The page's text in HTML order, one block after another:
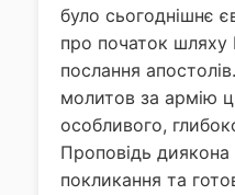
було сьогоднішнє
про початок шляху
послання
молитов за армію
особливого,
Проповідь диякона
покликання та